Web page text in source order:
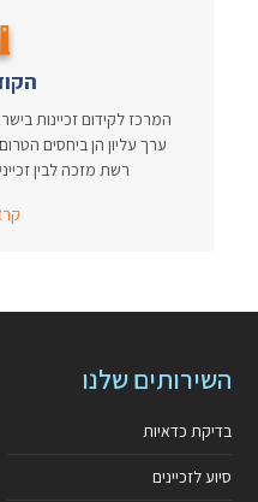
המרכז לקידום זכיינות
ערך עליון הן ביחסים
רשת מזכה לבין
השירותים שלנו
בדיקת כדאיות
סיוע לזכיינים